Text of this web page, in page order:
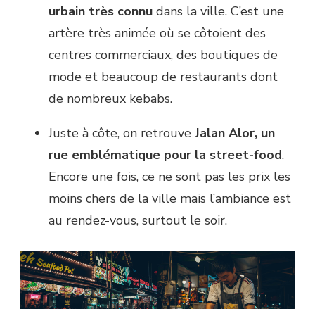
urbain très connu dans la ville. C’est une
artère très animée où se côtoient des
centres commerciaux, des boutiques de
mode et beaucoup de restaurants dont
de nombreux kebabs.
Juste à côte, on retrouve Jalan Alor, un
rue emblématique pour la street-food.
Encore une fois, ce ne sont pas les prix les
moins chers de la ville mais l’ambiance est
au rendez-vous, surtout le soir.